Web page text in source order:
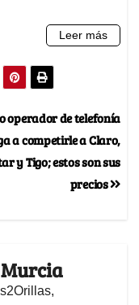
operador de telefonía
a competirle a Claro,
y Tigo; estos son sus
precios